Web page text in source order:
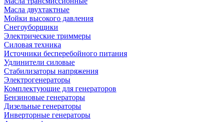
Масла двухтактные
Мойки высокого давления
Снегоуборщики
Электрические триммеры
Силовая техника
Источники бесперебойного питания
Удлинители силовые
Стабилизаторы напряжения
Электрогенераторы
Комплектующие для генераторов
Бензиновые генераторы
Дизельные генераторы
Инверторные генераторы